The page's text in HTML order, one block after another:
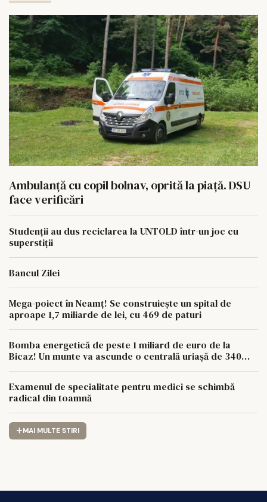
Ambulanță cu copil bolnav, oprită la piață. DSU
face verificări
Studenții au dus reciclarea la UNTOLD într-un joc cu
superstiții
Bancul Zilei
Mega-poiect în Neamț! Se construiește un spital de
aproape 1,7 miliarde de lei, cu 469 de paturi
Bomba energetică de peste 1 miliard de euro de la
Bicaz! Un munte va ascunde o centrală uriașă de 340
Examenul de specialitate pentru medici se schimbă
radical din toamnă
MAI MULTE STIRI